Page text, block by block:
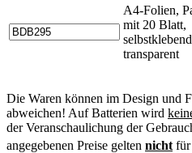
A4-Folien,
mit 20 Blatt,
transparent
Die Waren können im Design und
abweichen! Auf Batterien wird
der Veranschaulichung der
angegebenen Preise gelten nicht für